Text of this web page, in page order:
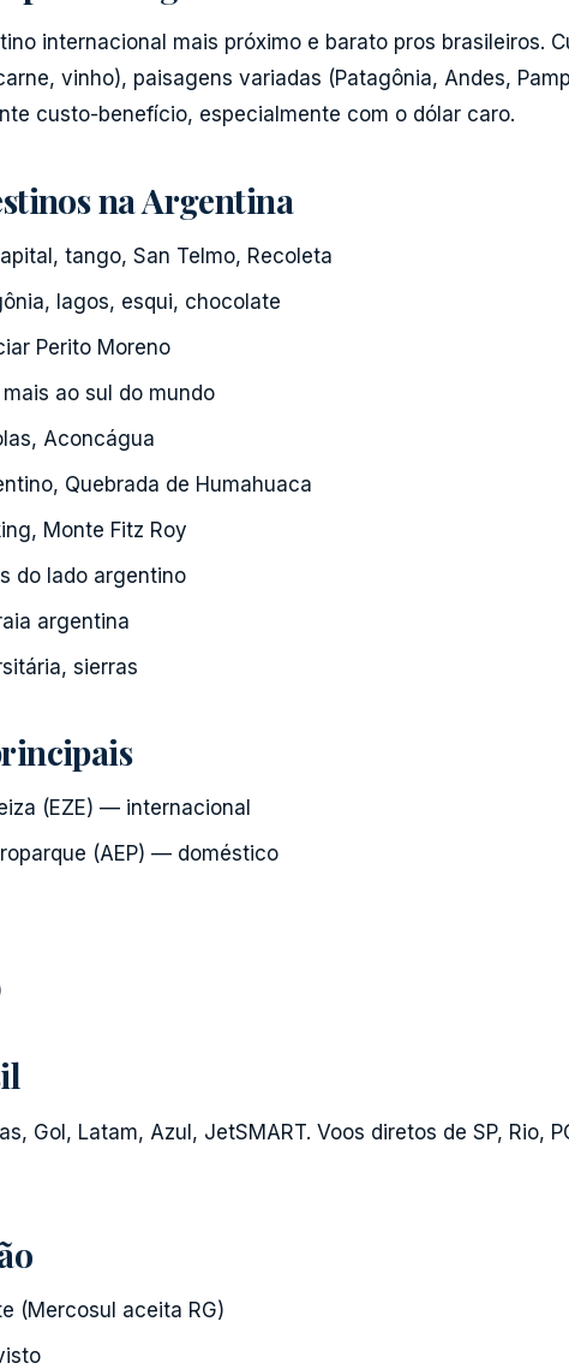
internacional mais próximo e barato pros brasileiros.
vinho), paisagens variadas (Patagônia, Andes,
custo-benefício, especialmente com o dólar caro.
na Argentina
tango, San Telmo, Recoleta
lagos, esqui, chocolate
Perito Moreno
ao sul do mundo
Aconcágua
Quebrada de Humahuaca
Monte Fitz Roy
do lado argentino
argentina
sierras
(EZE) — internacional
(AEP) — doméstico
Gol, Latam, Azul, JetSMART. Voos diretos de SP, Rio,
(Mercosul aceita RG)